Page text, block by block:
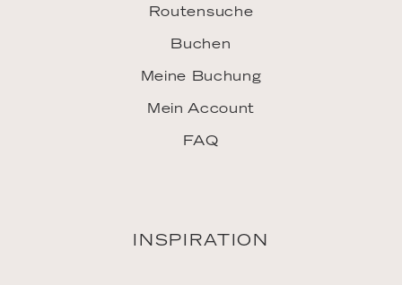
Routensuche
Buchen
Meine Buchung
Mein Account
FAQ
INSPIRATION